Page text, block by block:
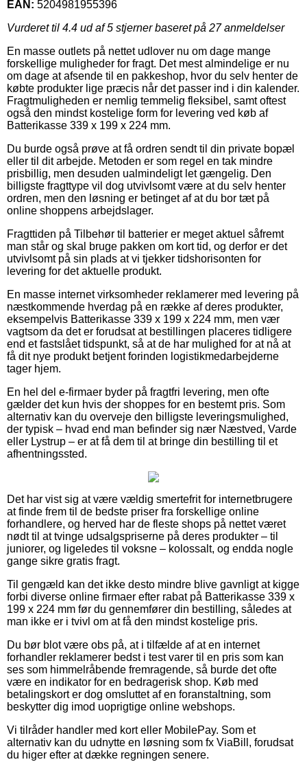
EAN: 5204981955396
Vurderet til 4.4 ud af 5 stjerner baseret på 27anmeldelser
En masse outlets på nettet udlover nu om dage mange
forskellige muligheder for fragt. Det mest almindelige er nu
om dage at afsende til en pakkeshop, hvor du selv henter de
købte produkter lige præcis når det passer ind i din kalender.
Fragtmuligheden er nemlig temmelig fleksibel, samt oftest
også den mindst kostelige form for levering ved køb af
Batterikasse 339 x 199 x 224 mm.
Du burde også prøve at få ordren sendt til din private bopæl
eller til dit arbejde. Metoden er som regel en tak mindre
prisbillig, men desuden ualmindeligt let gængelig. Den
billigste fragttype vil dog utvivlsomt være at du selv henter
ordren, men den løsning er betinget af at du bor tæt på
online shoppens arbejdslager.
Fragttiden på Tilbehør til batterier er meget aktuel såfremt
man står og skal bruge pakken om kort tid, og derfor er det
utvivlsomt på sin plads at vi tjekker tidshorisonten for
levering for det aktuelle produkt.
En masse internet virksomheder reklamerer med levering på
næstkommende hverdag på en række af deres produkter,
eksempelvis Batterikasse 339 x 199 x 224 mm, men vær
vagtsom da det er forudsat at bestillingen placeres tidligere
end et fastslået tidspunkt, så at de har mulighed for at nå at
få dit nye produkt betjent forinden logistikmedarbejderne
tager hjem.
En hel del e-firmaer byder på fragtfri levering, men ofte
gælder det kun hvis der shoppes for en bestemt pris. Som
alternativ kan du overveje den billigste leveringsmulighed,
der typisk – hvad end man befinder sig nær Næstved, Varde
eller Lystrup – er at få dem til at bringe din bestilling til et
afhentningssted.
Det har vist sig at være vældig smertefrit for internetbrugere
at finde frem til de bedste priser fra forskellige online
forhandlere, og herved har de fleste shops på nettet været
nødt til at tvinge udsalgspriserne på deres produkter – til
juniorer, og ligeledes til voksne – kolossalt, og endda nogle
gange sikre gratis fragt.
Til gengæld kan det ikke desto mindre blive gavnligt at kigge
forbi diverse online firmaer efter rabat på Batterikasse 339 x
199 x 224 mm før du gennemfører din bestilling, således at
man ikke er i tvivl om at få den mindst kostelige pris.
Du bør blot være obs på, at i tilfælde af at en internet
forhandler reklamerer bedst i test varer til en pris som kan
ses som himmelråbende fremragende, så burde det ofte
være en indikator for en bedragerisk shop. Køb med
betalingskort er dog omsluttet af en foranstaltning, som
beskytter dig imod uoprigtige online webshops.
Vi tilråder handler med kort eller MobilePay. Som et
alternativ kan du udnytte en løsning som fx ViaBill, forudsat
du higer efter at dække regningen senere.